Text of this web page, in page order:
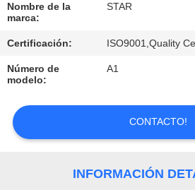
CALIDAD
EN
CONTACTO
CON
NOTICIAS
Nombre de la
marca:
STAR
Certificación: ISO9001,Quality
Número de
modelo:
A1
CONTACTO!
INFORMACIÓN